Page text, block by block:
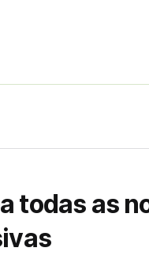
todas as